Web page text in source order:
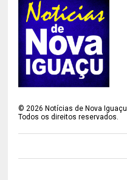
©2026 Notícias de Nova Iguaçu
Todos os direitos reservados.